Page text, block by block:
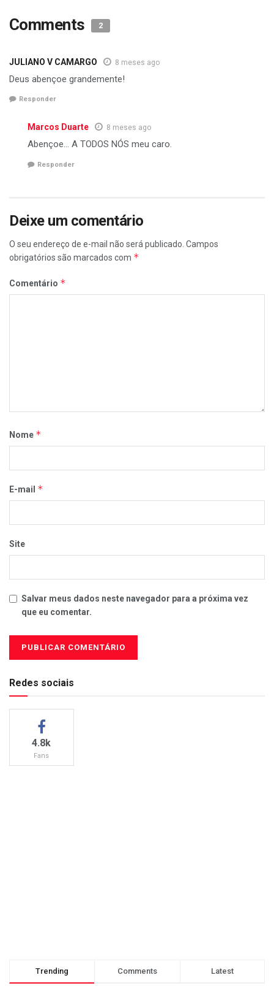
Comments 2
JULIANO V CAMARGO 8 meses ago
Deus abençoe grandemente!
Responder
Marcos Duarte 8 meses ago
Abençoe… A TODOS NÓS meu caro.
Responder
Deixe um comentário
O seu endereço de e-mail não será publicado. Campos
obrigatórios são marcados com *
Comentário *
Nome *
E-mail *
Site
Salvar meus dados neste navegador para a próxima vez
que eu comentar.
Redes sociais
4.8k
Fans
Trending Comments Latest